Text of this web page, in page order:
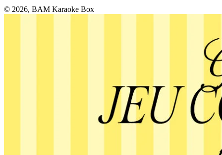
© 2026, BAM Karaoke Box